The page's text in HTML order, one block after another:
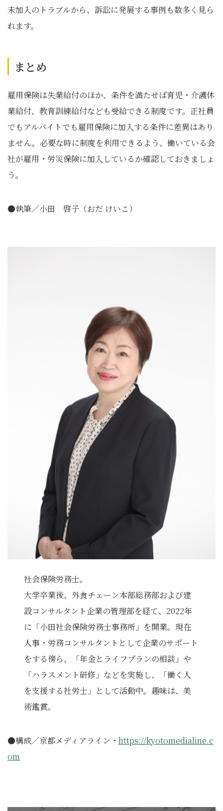
未加入のトラブルから、訴訟に発展する事例も数多く見ら
れます。
まとめ
雇用保険は失業給付のほか、条件を満たせば育児・介護休
業給付、教育訓練給付なども受給できる制度です。正社員
でもアルバイトでも雇用保険に加入する条件に差異はあり
ません。必要な時に制度を利用できるよう、働いている会
社が雇用・労災保険に加入しているか確認しておきましょ
う。
●執筆／小田 啓子（おだ けいこ）
社会保険労務士。
大学卒業後、外食チェーン本部総務部および建
設コンサルタント企業の管理部を経て、2022年
に「小田社会保険労務士事務所」を開業。現在
人事・労務コンサルタントとして企業のサポート
をする傍ら、「年金とライフプランの相談」や
「ハラスメント研修」などを実施し、「働く人
を支援する社労士」として活動中。趣味は、美
術鑑賞。
●構成／京都メディアライン・ https://kyotomedialine.c
om